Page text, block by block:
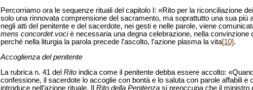
Percorriamo ora le sequenze rituali del capitolo I: «Rito per la riconciliazione
solo una rinnovata comprensione del sacramento, ma soprattutto una sua più
negli atti del penitente e del sacerdote, nei gesti e nelle parole, viene
mens concordet vociè necessaria una degna celebrazione, nella convinzione
perché nella liturgia la parola precede l’ascolto, l’azione plasma la vita[10].
Accoglienza del penitente
La rubrica n. 41 del Rito indica come il penitente debba essere accolto:
confessione, il sacerdote lo accoglie con bontà e lo saluta con parole affabili e
introduce nell’azione rituale. Il Rito della Penitenza si preoccupa che il ministro